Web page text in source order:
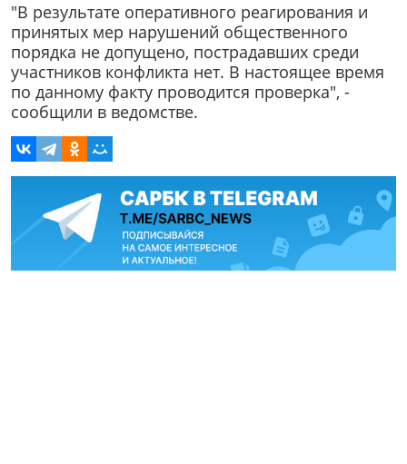
"В результате оперативного реагирования и
принятых мер нарушений общественного
порядка не допущено, пострадавших среди
участников конфликта нет. В настоящее время
по данному факту проводится проверка", -
сообщили в ведомстве.